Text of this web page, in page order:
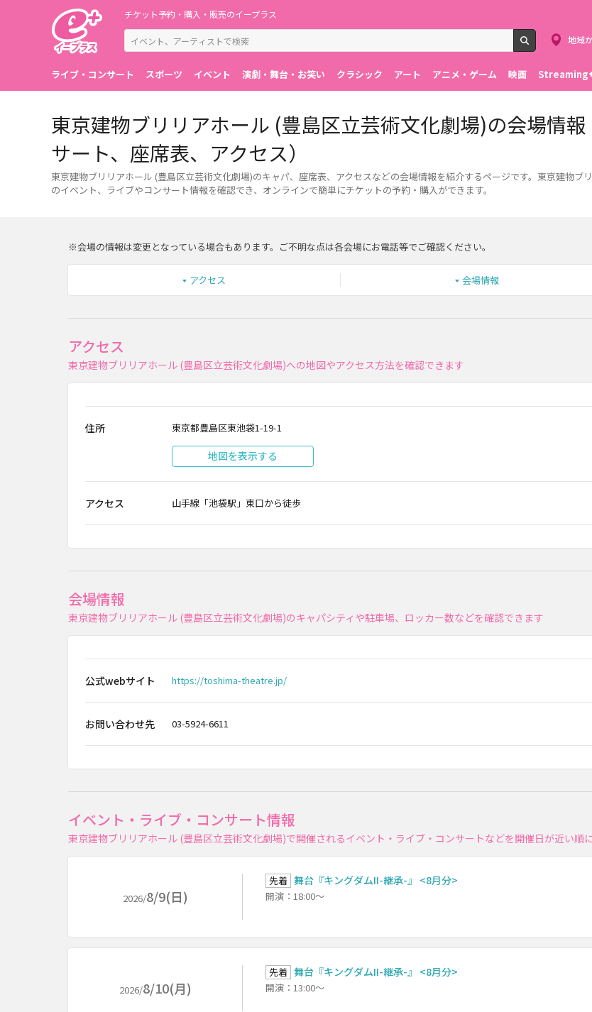
チケット予約・購入・販売のイープラス
検索
地域
ライブ・コンサート スポーツ イベント 演劇・舞台・お笑い クラシック アート アニメ・ゲーム 映画
東京建物ブリリアホール (豊島区立芸術文化劇場)の会場情
サート、座席表、アクセス）
東京建物ブリリアホール (豊島区立芸術文化劇場)のキャパ、座席表、アクセスなどの会場情報を紹介するページです。東京建物ブ
のイベント、ライブやコンサート情報を確認でき、オンラインで簡単にチケットの予約・購入ができます。
※会場の情報は変更となっている場合もあります。ご不明な点は各会場にお電話等でご確認ください。
アクセス 会場情報
アクセス
東京建物ブリリアホール (豊島区立芸術文化劇場)への地図やアクセス方法を確認できます
住所 東京都豊島区東池袋1-19-1
地図を表示する
アクセス 山手線「池袋駅」東口から徒歩
会場情報
東京建物ブリリアホール (豊島区立芸術文化劇場)のキャパシティや駐車場、ロッカー数などを確認できます
公式webサイト https://toshima-theatre.jp/
お問い合わせ先 03-5924-6611
イベント・ライブ・コンサート情報
東京建物ブリリアホール (豊島区立芸術文化劇場)で開催されるイベント・ライブ・コンサートなどを開催日が近い順
2026/8/9(日)
先着 舞台『キングダムII-継承-』 <8月分>
開演：18:00～
2026/8/10(月)
先着 舞台『キングダムII-継承-』 <8月分>
開演：13:00～